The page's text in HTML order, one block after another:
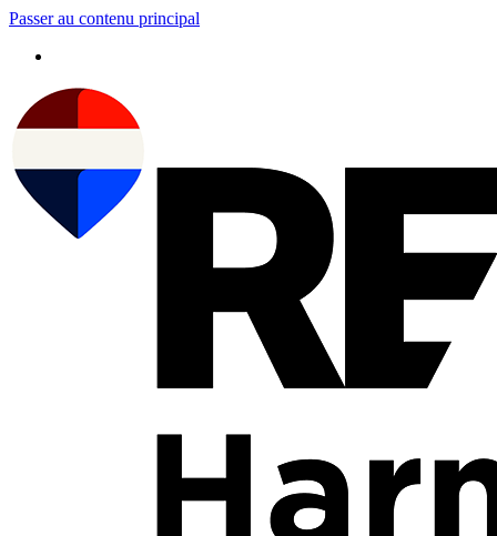
Passer au contenu principal